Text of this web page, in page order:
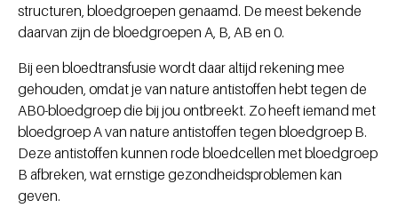
structuren, bloedgroepen genaamd. De meest bekende
daarvan zijn de bloedgroepen A, B, AB en 0.
Bij een bloedtransfusie wordt daar altijd rekening mee
gehouden, omdat je van nature antistoffen hebt tegen de
AB0-bloedgroep die bij jou ontbreekt. Zo heeft iemand met
bloedgroep A van nature antistoffen tegen bloedgroep B.
Deze antistoffen kunnen rode bloedcellen met bloedgroep
B afbreken, wat ernstige gezondheidsproblemen kan
geven.